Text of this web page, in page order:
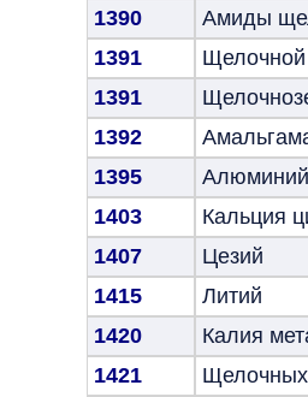
1390
Амиды
1391
Щелочной
1391
1392
1395
1403
Кальция
1407
Цезий
1415
Литий
1420
Калия
1421
Щелочных